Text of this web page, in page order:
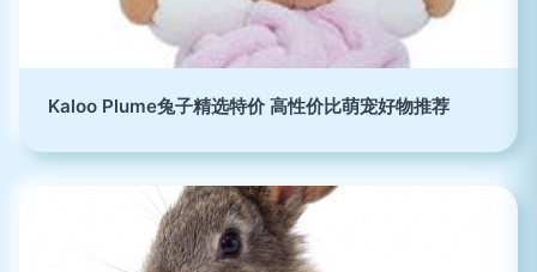
Kaloo Plume兔子精选特价 高性价比萌宠好物推荐